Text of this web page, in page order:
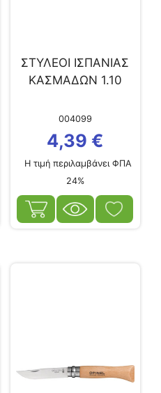
ΣΤΥΛΕΟΙ ΙΣΠΑΝΙΑΣ
ΚΑΣΜΑΔΩΝ 1.10
004099
4,39 €
Η τιμή περιλαμβάνει ΦΠΑ
24%